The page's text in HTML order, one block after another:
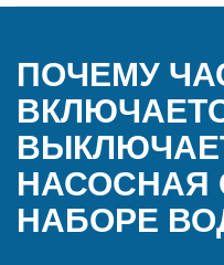
ПОЧЕМУ
НАСОСНАЯ
НАБОРЕ